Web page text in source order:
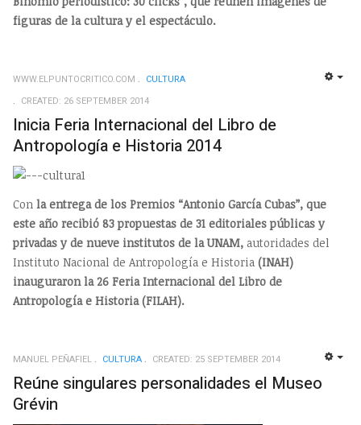
figuras de la cultura y el espectáculo.
WWW.ELPUNTOCRITICO.COM
CULTURA
CREATED: 26 SEPTEMBER 2014
Inicia Feria Internacional del Libro de
Antropología e Historia 2014
Con la entrega de los Premios “Antonio García Cubas”, que
este año recibió 83 propuestas de 31 editoriales públicas y
privadas y de nueve institutos de la UNAM, autoridades del
Instituto Nacional de Antropología e Historia (INAH)
inauguraron la 26 Feria Internacional del Libro de
Antropología e Historia (FILAH).
MANUEL PEÑAFIEL CULTURA CREATED: 25 SEPTEMBER 2014
Reúne singulares personalidades el Museo
Grévin